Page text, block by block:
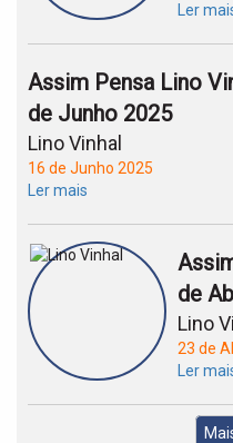
Ler
Assim Pensa Lino
de Junho 2025
Lino Vinhal
16 de Junho 2025
Ler mais
de
Lino
23 de
Ler